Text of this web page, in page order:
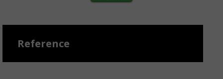
Reference